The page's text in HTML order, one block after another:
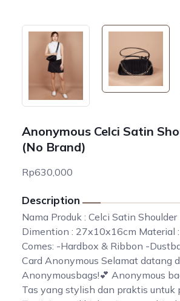
Anonymous Celci Satin
(No Brand)
Rp630,000
Description
Nama Produk : Celci Satin
Dimention : 27x10x16cm Material
Comes: -Hardbox & Ribbon -
Card Anonymous Selamat datang
Anonymousbags!💕 Anonymous
Tas yang stylish dan praktis untuk